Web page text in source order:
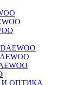
И ОПТИКА